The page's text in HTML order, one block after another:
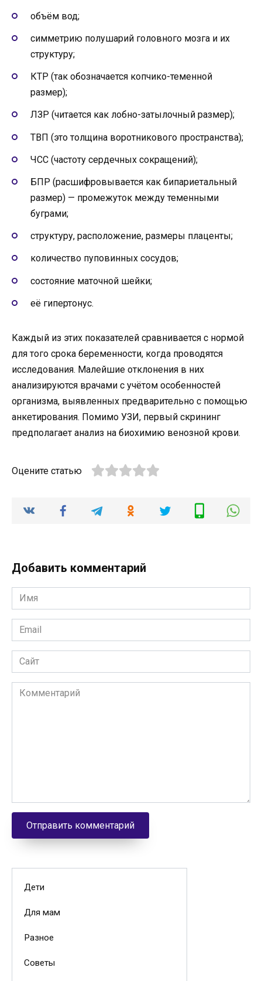
объём вод;
симметрию полушарий головного мозга и их
структуру;
КТР (так обозначается копчико-теменной
размер);
ЛЗР (читается как лобно-затылочный размер);
ТВП (это толщина воротникового пространства);
ЧСС (частоту сердечных сокращений);
БПР (расшифровывается как бипариетальный
размер) — промежуток между теменными
буграми;
структуру, расположение, размеры плаценты;
количество пуповинных сосудов;
состояние маточной шейки;
её гипертонус.
Каждый из этих показателей сравнивается с нормой
для того срока беременности, когда проводятся
исследования. Малейшие отклонения в них
анализируются врачами с учётом особенностей
организма, выявленных предварительно с помощью
анкетирования. Помимо УЗИ, первый скрининг
предполагает анализ на биохимию венозной крови.
Оцените статью
Добавить комментарий
Имя
Email
Сайт
Комментарий
Дети
Для мам
Разное
Советы